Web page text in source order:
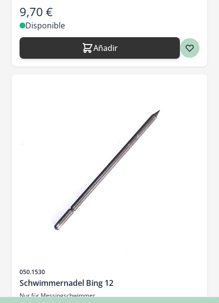
9,70 €
Disponible
Añadir
SKU
050.1530
Schwimmernadel Bing 12
Nur für Messingschwimmer